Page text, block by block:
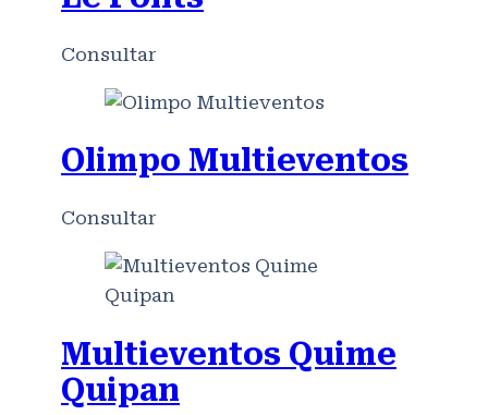
Consultar
Olimpo Multieventos
Consultar
Multieventos Quime
Quipan